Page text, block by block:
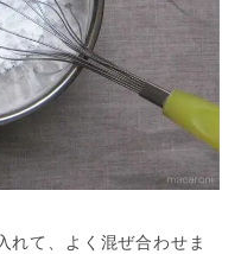
れて、よく混ぜ合わせま